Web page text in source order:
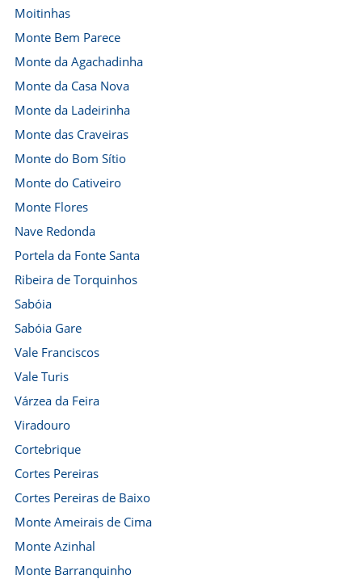
Moitinhas
Monte Bem Parece
Monte da Agachadinha
Monte da Casa Nova
Monte da Ladeirinha
Monte das Craveiras
Monte do Bom Sítio
Monte do Cativeiro
Monte Flores
Nave Redonda
Portela da Fonte Santa
Ribeira de Torquinhos
Sabóia
Sabóia Gare
Vale Franciscos
Vale Turis
Várzea da Feira
Viradouro
Cortebrique
Cortes Pereiras
Cortes Pereiras de Baixo
Monte Ameirais de Cima
Monte Azinhal
Monte Barranquinho